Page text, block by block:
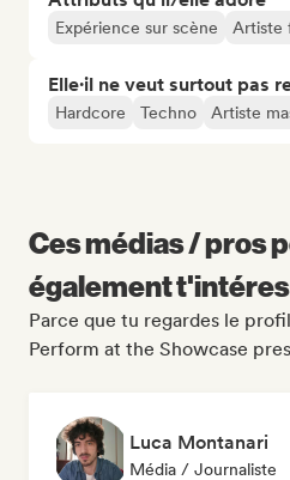
Expérience sur scène Artiste
Elle·il ne veut surtout pas
Hardcore Techno Artiste
Ces médias / pros
également
Parce que tu regardes le
Perform at the Showcase
Luca Montanari
Média / Journaliste